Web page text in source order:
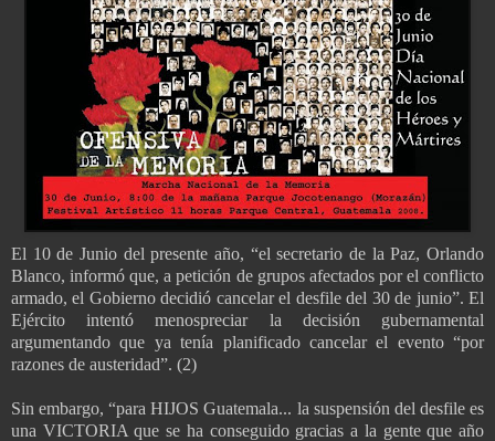
El 10 de Junio del presente año, “el secretario de la Paz, Orlando
Blanco, informó que, a petición de grupos afectados por el conflicto
armado, el Gobierno decidió cancelar el desfile del 30 de junio”. El
Ejército intentó menospreciar la decisión gubernamental
argumentando que ya tenía planificado cancelar el evento “por
razones de austeridad”. (2)
Sin embargo, “para HIJOS Guatemala... la suspensión del desfile es
una VICTORIA que se ha conseguido gracias a la gente que año